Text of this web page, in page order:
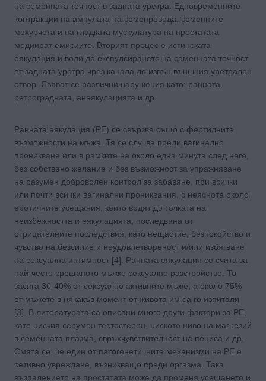
на семенната течност в задната уретра. Едновременните
контракции на ампулата на семепровода, семенните
мехурчета и на гладката мускулатура на простатата
медиират емисиите. Вторият процес е истинската
еякулация и води до експулсирането на семенната течност
от задната уретра чрез канала до извън външния уретрален
отвор. Явяват се различни нарушения като: ранната,
ретроградната, анеякулацията и др.
Ранната еякулация (РЕ) се свързва също с фертилните
възможности на мъжа. Тя се случва преди вагинално
проникване или в рамките на около една минута след него,
без собствено желание и без възможност за упражняване
на разумен доброволен контрол за забавяне, при всички
или почти всички вагинални прониквания, с неяснота около
еротичните усещания, които водят до точката на
неизбежността и еякулацията, последвана от
отрицателните последствия, като нещастие, безпокойство и
чувство на безсилие и неудовлетвореност и/или избягване
на сексуална интимност [4]. Ранната еякулация се счита за
най-често срещаното мъжко сексуално разстройство. То
засяга 30-40% от сексуално активните мъже, а около 75%
от мъжете в някакъв момент от живота им са го изпитали
[3]. В литературата са описани много други фактори за РЕ,
като ниския серумен тестостерон, ниското ниво на магнезий
в семенната плазма, свръхчувствителност на пениса и др.
Смята се, че един от патогенетичните механизми на РЕ е
сетивно увреждане, възникващо преди оргазма. Така
възпалението на простатата може да променя усещането и